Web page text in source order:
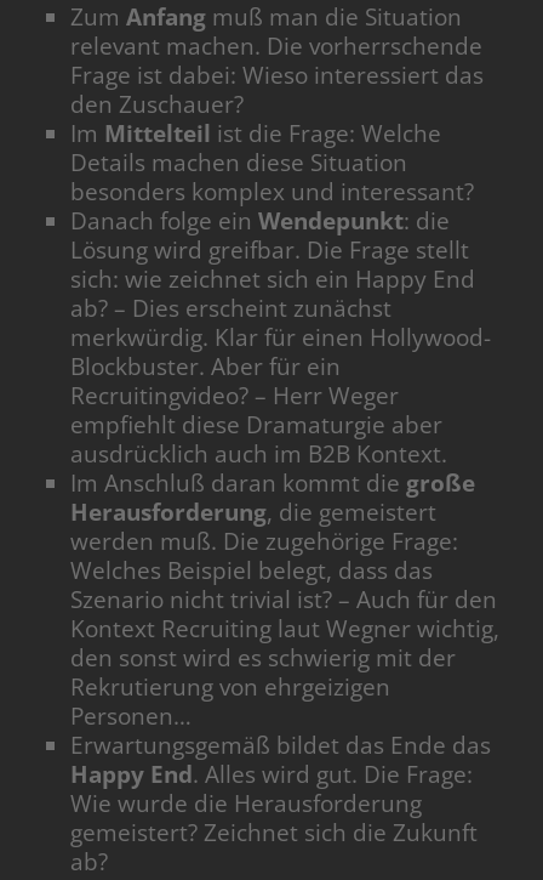
ZumAnfang muß man die Situation
relevant machen. Die vorherrschende
Frage ist dabei: Wieso interessiert das
den Zuschauer?
Im Mittelteil ist die Frage: Welche
Details machen diese Situation
besonders komplex und interessant?
Danach folge einWendepunkt: die
Lösung wird greifbar. Die Frage stellt
sich: wie zeichnet sich ein Happy End
ab? – Dies erscheint zunächst
merkwürdig. Klar für einen Hollywood-
Blockbuster. Aber für ein
Recruitingvideo? – Herr Weger
empfiehlt diese Dramaturgie aber
ausdrücklich auch im B2B Kontext.
Im Anschluß daran kommt diegroße
Herausforderung, die gemeistert
werden muß. Die zugehörige Frage:
Welches Beispiel belegt, dass das
Szenario nicht trivial ist? – Auch für den
Kontext Recruiting laut Wegner wichtig,
den sonst wird es schwierig mit der
Rekrutierung von ehrgeizigen
Personen…
Erwartungsgemäß bildet das Ende das
Happy End. Alles wird gut. Die Frage:
Wie wurde die Herausforderung
gemeistert? Zeichnet sich die Zukunft
ab?